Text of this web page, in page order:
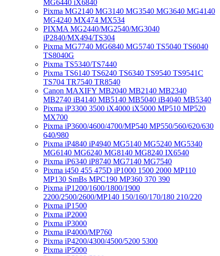
MG6440 iX6840
Pixma MG2140 MG3140 MG3540 MG3640 MG4140
MG4240 MX474 MX534
PIXMA MG2440/MG2540/MG3040
iP2840/MX494/TS304
Pixma MG7740 MG6840 MG5740 TS5040 TS6040
TS8040G
Pixma TS5340/TS7440
Pixma TS6140 TS6240 TS6340 TS9540 TS9541C
TS704 TR7540 TR8540
Canon MAXIFY MB2040 MB2140 MB2340
MB2740 iB4140 MB5140 MB5040 iB4040 MB5340
Pixma iP3300 3500 iX4000 iX5000 MP510 MP520
MX700
Pixma iP3600/4600/4700/MP540 MP550/560/620/630
640/980
Pixma iP4840 iP4940 MG5140 MG5240 MG5340
MG6140 MG6240 MG8140 MG8240 IX6540
Pixma iP6340 iP8740 MG7140 MG7540
Pixma i450 455 475D iP1000 1500 2000 MP110
MP130 SmBs MPC190 MP360 370 390
Pixma iP1200/1600/1800/1900
2200/2500/2600/MP140 150/160/170/180 210/220
Pixma iP1500
Pixma iP2000
Pixma iP3000
Pixma iP4000/MP760
Pixma iP4200/4300/4500/5200 5300
Pixma iP5000